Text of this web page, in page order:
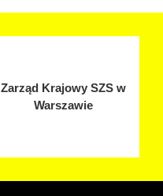
Zarząd Krajowy SZS w
Warszawie